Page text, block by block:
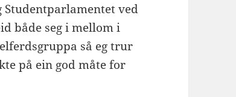
Studentparlamentet ved
både seg i mellom i
så eg trur
på ein god måte for